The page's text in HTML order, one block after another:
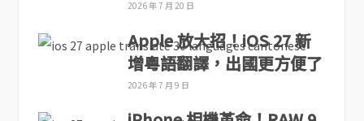
2026 年 7 月 20 日
Apple 放大招！iOS 27 新
增粵語翻譯，出國更方便了
2026 年 7 月 9 日